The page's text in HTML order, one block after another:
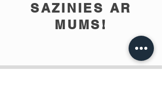
SAZINIES AR
MUMS!